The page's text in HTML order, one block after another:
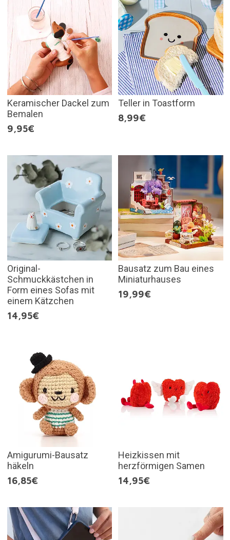
Keramischer Dackel zum
Bemalen
9,95€
Teller in Toastform
8,99€
Original-
Schmuckkästchen in
Form eines Sofas mit
einem Kätzchen
14,95€
Bausatz zum Bau eines
Miniaturhauses
19,99€
Amigurumi-Bausatz
häkeln
16,85€
Heizkissen mit
herzförmigen Samen
14,95€